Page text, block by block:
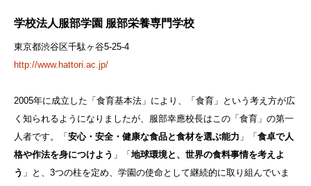
学校法人服部学園 服部栄養専門学校
東京都渋谷区千駄ヶ谷5-25-4
http://www.hattori.ac.jp/
2005年に成立した「食育基本法」により、「食育」という考え方が広
く知られるようになりましたが、服部幸應校長はこの「食育」の第一
人者です。「 安心・安全・健康な食品と食材を選ぶ能力 」「 食卓で人
格や作法を身につけよう 」「 地球環境と、世界の食料事情を考えよ
う 」と、3つの柱を定め、学園の使命として継続的に取り組んでいま